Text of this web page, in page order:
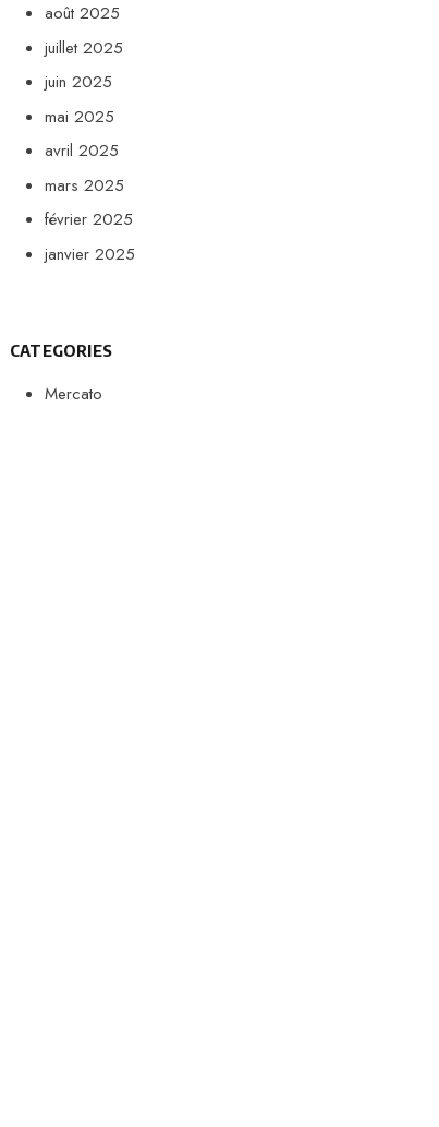
août 2025
juillet 2025
juin 2025
mai 2025
avril 2025
mars 2025
février 2025
janvier 2025
CATEGORIES
Mercato